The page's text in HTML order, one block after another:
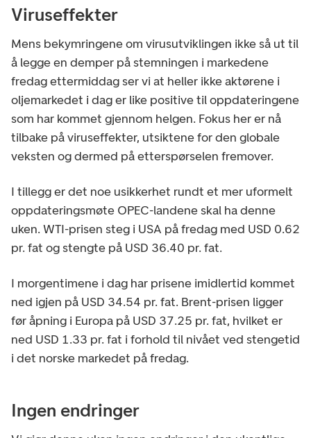
Viruseffekter
Mens bekymringene om virusutviklingen ikke så ut til
å legge en demper på stemningen i markedene
fredag ettermiddag ser vi at heller ikke aktørene i
oljemarkedet i dag er like positive til oppdateringene
som har kommet gjennom helgen. Fokus her er nå
tilbake på viruseffekter, utsiktene for den globale
veksten og dermed på etterspørselen fremover.
I tillegg er det noe usikkerhet rundt et mer uformelt
oppdateringsmøte OPEC-landene skal ha denne
uken. WTI-prisen steg i USA på fredag med USD 0.62
pr. fat og stengte på USD 36.40 pr. fat.
I morgentimene i dag har prisene imidlertid kommet
ned igjen på USD 34.54 pr. fat. Brent-prisen ligger
før åpning i Europa på USD 37.25 pr. fat, hvilket er
ned USD 1.33 pr. fat i forhold til nivået ved stengetid
i det norske markedet på fredag.
Ingen endringer